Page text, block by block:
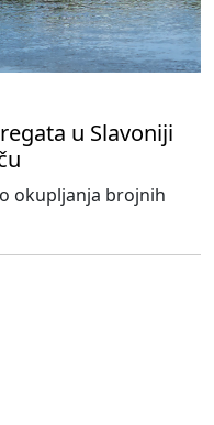
u Slavoniji
okupljanja brojnih